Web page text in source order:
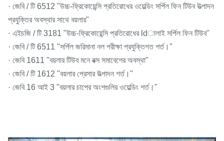
· জেবি / টি 6512 "উচ্চ-ফ্রিকোয়েন্সি প্রতিরোধের ওয়েল্ডিং সর্পিল ফিন টিউব উত্পাদন
প্রযুক্তির অবস্থার সাথে বয়লার"
· এইচজি / টি 3181 "উচ্চ-ফ্রিকোয়েন্সি প্রতিরোধের ldালাই সর্পিল ফিন টিউব"
· জেবি / টি 6511 "সর্পিল জরিমানা নল পরীক্ষা প্রযুক্তিগত শর্ত।"
· জেবি 1611 "বয়লার টিউব মনে বক্স সমাবেশের অবস্থা"
· জেবি / টি 1612 "বয়লার প্রেসার উত্পাদন শর্ত।"
· জেবি 16 আই 3 "বয়লার চাপের অংশগুলির ওয়েল্ডিং শর্ত।"